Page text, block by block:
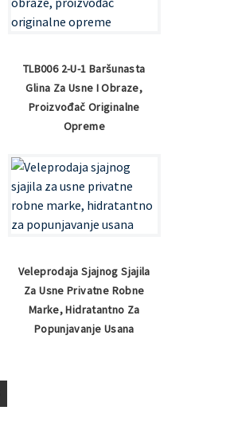
TLB006 2-U-1 Baršunasta
Glina Za Usne I Obraze,
Proizvođač Originalne
Opreme
Veleprodaja Sjajnog Sjajila
Za Usne Privatne Robne
Marke, Hidratantno Za
Popunjavanje Usana